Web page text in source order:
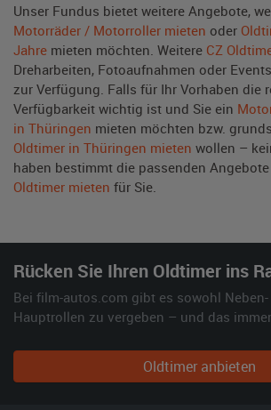
Unser Fundus bietet weitere Angebote,
Motorräder / Motorroller mieten oder
Jahre mieten möchten. Weitere CZ
Dreharbeiten, Fotoaufnahmen oder
zur Verfügung. Falls für Ihr Vorhaben die
Verfügbarkeit wichtig ist und Sie ein
in Thüringen mieten möchten bzw.
Oldtimer in Thüringen mieten wollen –
haben bestimmt die passenden
Oldtimer mieten für Sie.
Rücken Sie Ihren Oldtimer ins
Bei film-autos.com gibt es sowohl
Hauptrollen zu vergeben – und das
Oldtimer anbieten